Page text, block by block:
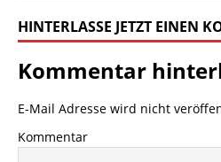
HINTERLASSE JETZT EINEN
Kommentar
E-Mail Adresse wird nicht
Kommentar